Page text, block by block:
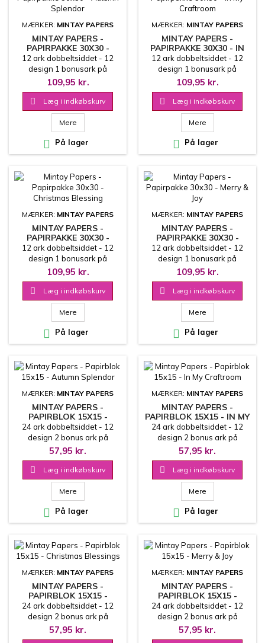
MÆRKER: MINTAY PAPERS
MINTAY PAPERS -
PAPIRPAKKE 30X30 -
AUTUMN SPLENDOR
12 ark dobbeltsiddet - 12
design 1 bonusark på
coverets inderside 30.5x30.5
cm
109,95 kr.
 Læg i indkøbskurv
Mere
 På lager
MÆRKER: MINTAY PAPERS
MINTAY PAPERS -
PAPIRPAKKE 30X30 - IN
MY CRAFTROOM
12 ark dobbeltsiddet - 12
design 1 bonusark på
coverets inderside 30.5x30.5
cm
109,95 kr.
 Læg i indkøbskurv
Mere
 På lager
MÆRKER: MINTAY PAPERS
MINTAY PAPERS -
PAPIRPAKKE 30X30 -
CHRISTMAS BLESSING
12 ark dobbeltsiddet - 12
design 1 bonusark på
coverets inderside 30.5x30.5
cm
109,95 kr.
 Læg i indkøbskurv
Mere
 På lager
MÆRKER: MINTAY PAPERS
MINTAY PAPERS -
PAPIRPAKKE 30X30 -
MERRY & JOY
12 ark dobbeltsiddet - 12
design 1 bonusark på
coverets inderside 30.5x30.5
cm
109,95 kr.
 Læg i indkøbskurv
Mere
 På lager
MÆRKER: MINTAY PAPERS
MINTAY PAPERS -
PAPIRBLOK 15X15 -
AUTUMN SPLENDOR
24 ark dobbeltsiddet - 12
design 2 bonus ark på
coverets inderside
15.2x15.2 cm
57,95 kr.
 Læg i indkøbskurv
Mere
 På lager
MÆRKER: MINTAY PAPERS
MINTAY PAPERS -
PAPIRBLOK 15X15 - IN MY
CRAFTROOM
24 ark dobbeltsiddet - 12
design 2 bonus ark på
coverets inderside
15.2x15.2 cm
57,95 kr.
 Læg i indkøbskurv
Mere
 På lager
MÆRKER: MINTAY PAPERS
MINTAY PAPERS -
PAPIRBLOK 15X15 -
CHRISTMAS BLESSINGS
24 ark dobbeltsiddet - 12
design 2 bonus ark på
coverets inderside
15.2x15.2 cm
57,95 kr.
MÆRKER: MINTAY PAPERS
MINTAY PAPERS -
PAPIRBLOK 15X15 -
MERRY & JOY
24 ark dobbeltsiddet - 12
design 2 bonus ark på
coverets inderside
15.2x15.2 cm
57,95 kr.